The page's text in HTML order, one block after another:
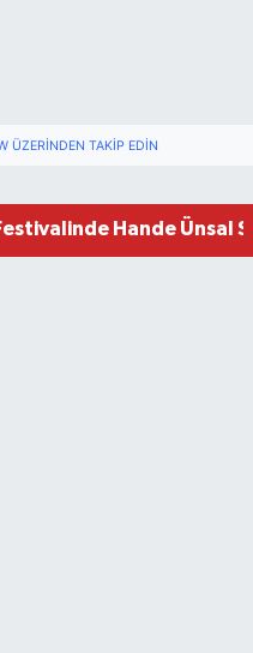
ÜZERINDEN TAKIP EDIN
Hande Ünsal